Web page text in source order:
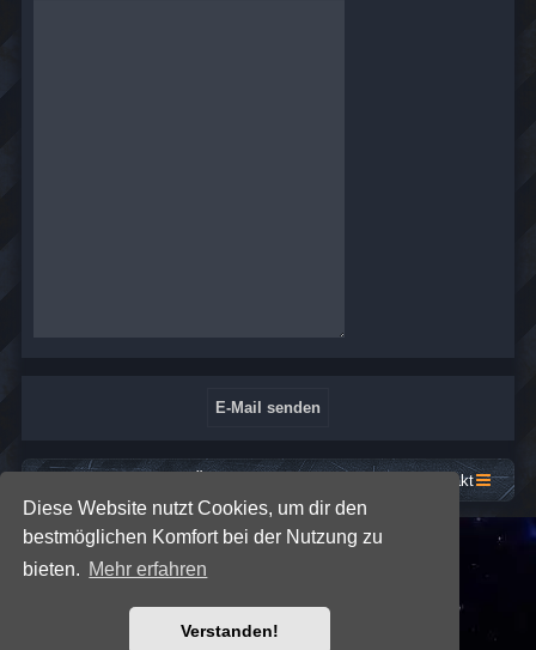
Diese Website nutzt Cookies, um dir den
bestmöglichen Komfort bei der Nutzung zu
bieten. Mehr erfahren
Verstanden!
Kontakt
Premium phpBB Styles
Powered byphpBB® Forum Software © phpBB Limited
Deutsche Übersetzung durch